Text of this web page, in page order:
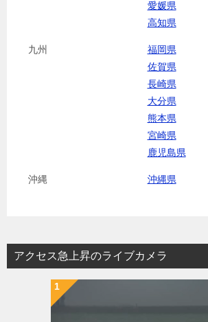
愛媛県
高知県
九州
福岡県
佐賀県
長崎県
大分県
熊本県
宮崎県
鹿児島県
沖縄 沖縄県
アクセス急上昇のライブカメラ